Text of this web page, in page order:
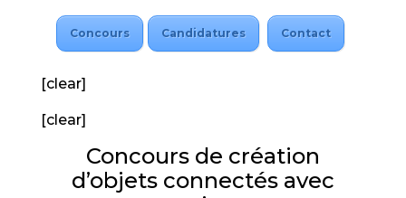
Concours Candidatures Contact
[clear]
[clear]
Concours de création
d’objets connectés avec